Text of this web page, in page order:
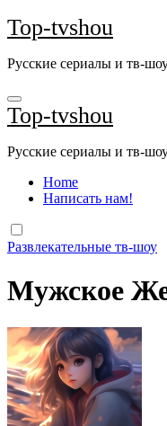
Перейти
к
Top-tvshou
Русские сериалы и тв-
Top-tvshou
Русские сериалы и тв-
Home
Написать нам!
Развлекательные тв-шоу
Мужское